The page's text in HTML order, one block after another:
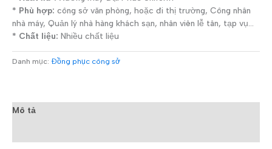
* Phù hợp: công sở văn phòng, hoặc đi thị trường, Công nhân
nhà máy, Quản lý nhà hàng khách sạn, nhân viên lễ tân, tạp vụ…
* Chất liệu: Nhiều chất liệu
Danh mục: Đồng phục công sở
Mô tả